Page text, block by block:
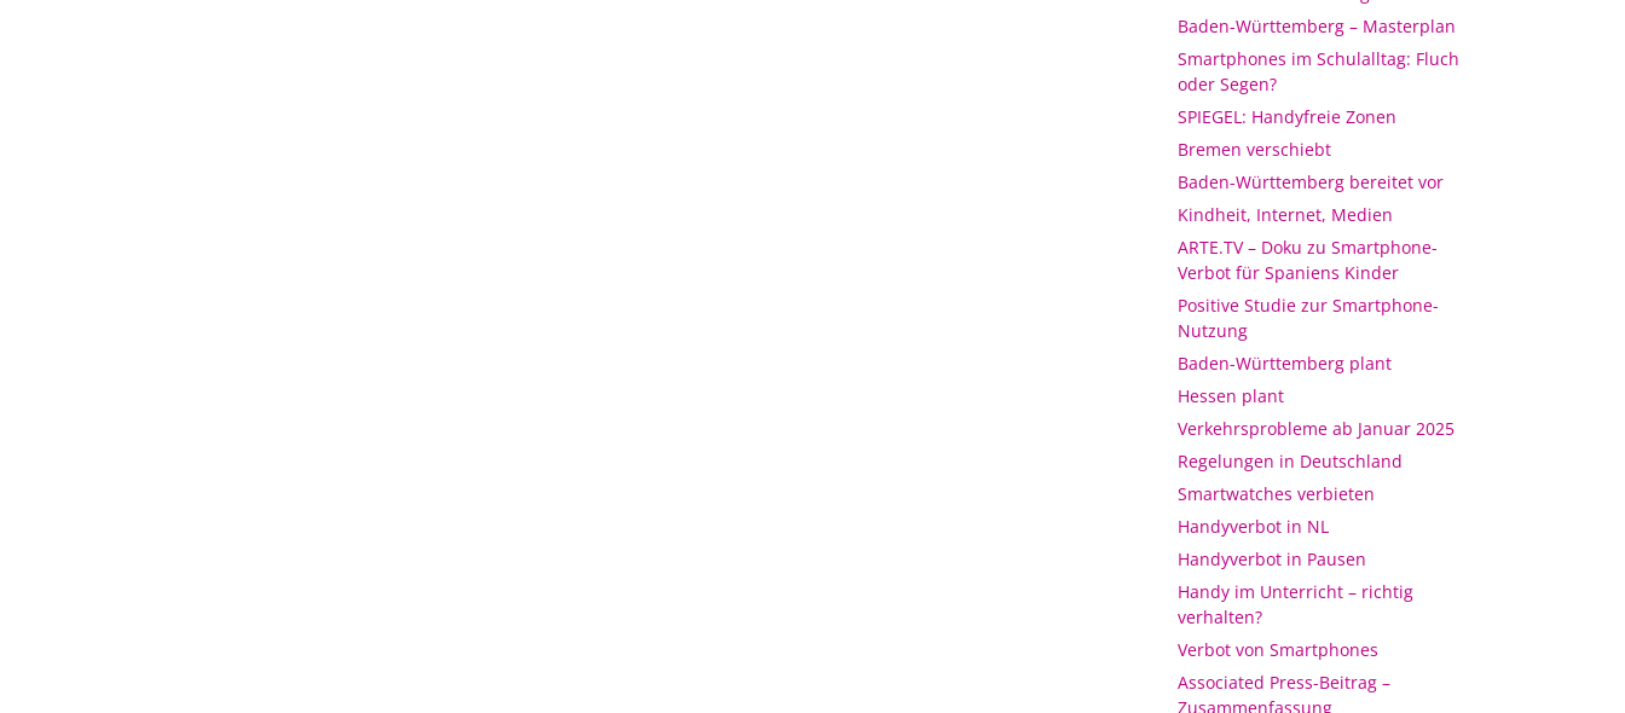
Baden-Württemberg – Masterplan
Smartphones im Schulalltag: Fluch
oder Segen?
SPIEGEL: Handyfreie Zonen
Bremen verschiebt
Baden-Württemberg bereitet vor
Kindheit, Internet, Medien
ARTE.TV – Doku zu Smartphone-
Verbot für Spaniens Kinder
Positive Studie zur Smartphone-
Nutzung
Baden-Württemberg plant
Hessen plant
Verkehrsprobleme ab Januar 2025
Regelungen in Deutschland
Smartwatches verbieten
Handyverbot in NL
Handyverbot in Pausen
Handy im Unterricht – richtig
verhalten?
Verbot von Smartphones
Associated Press-Beitrag –
Zusammenfassung